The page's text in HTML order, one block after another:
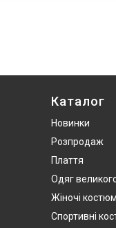
Каталог
Новинки
Розпродаж
Плаття
Одяг
Жіночі
Спортивні